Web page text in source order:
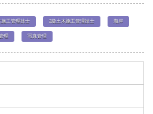
施工管理技士 2級土木施工管理技士 海岸
理 写真管理